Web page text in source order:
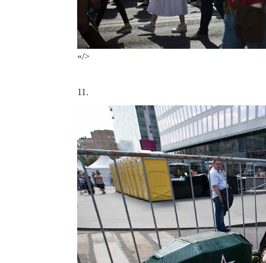
«/>
11.